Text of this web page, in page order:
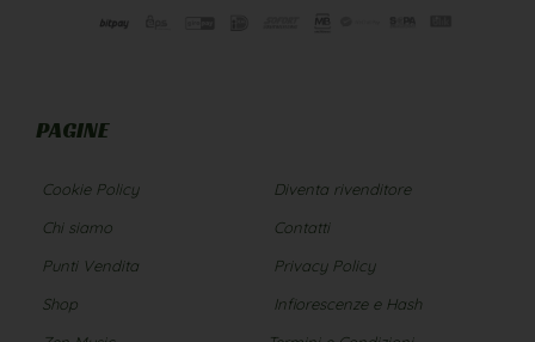
PAGINE
Cookie Policy
Chi siamo
Punti Vendita
Shop
Diventa rivenditore
Contatti
Privacy Policy
Infiorescenze e Hash